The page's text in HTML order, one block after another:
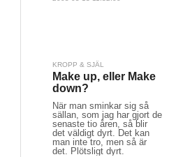
KROPP & SJÄL
Make up, eller Make
down?
När man sminkar sig så
sällan, som jag har gjort de
senaste tio åren, så blir
det väldigt dyrt. Det kan
man inte tro, men så är
det. Plötsligt dyrt.